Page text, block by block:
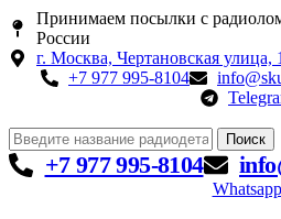
Принимаем посылки с
России
г. Москва, Чертановская улица,
+7 977 995-8104
Поиск
+7 977 995-8104
Whatsapp